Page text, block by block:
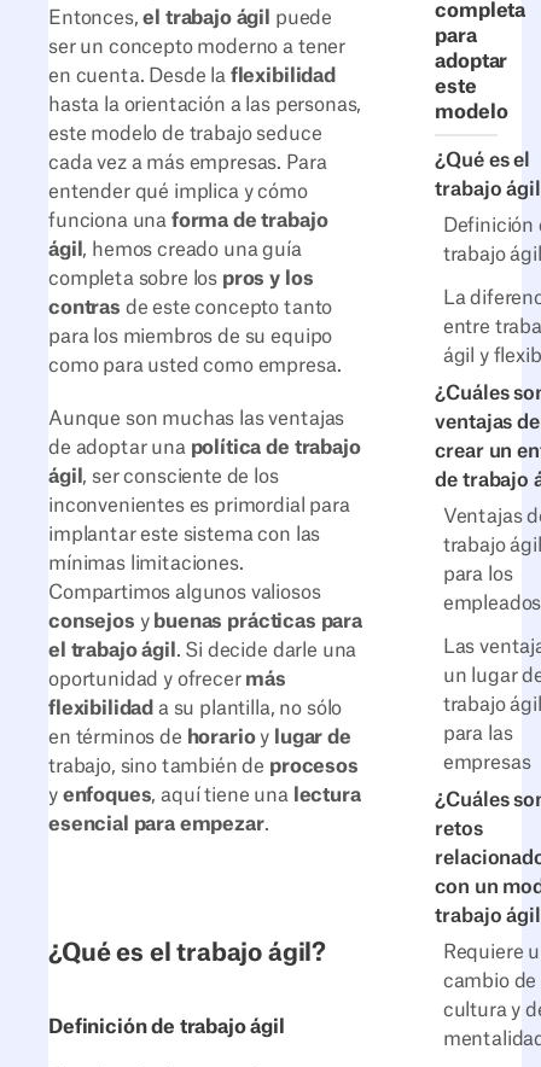
completa
para
adoptar
este
modelo
¿Qué es el
trabajo
Definición
trabajo ágil
La
entre
ágil y
¿Cuáles
ventajas de
crear un
de trabajo
Ventajas
trabajo ágil
para los
empleados
Las
un lugar
trabajo ágil
para las
empresas
¿Cuáles
retos
con un
trabajo
Requiere
cambio de
cultura y
Entonces,el trabajo ágil
puede
ser un concepto moderno a tener
en cuenta. Desde la flexibilidad
hasta la orientación a las personas,
este modelo de trabajo seduce
cada vez a más empresas. Para
entender qué implica y cómo
funciona una forma de trabajo
ágil , hemos creado una guía
completa sobre los pros y los
contras de este concepto tanto
para los miembros de su equipo
como para usted como empresa.
Aunque son muchas las ventajas
de adoptar una política de trabajo
ágil , ser consciente de los
inconvenientes es primordial para
implantar este sistema con las
mínimas limitaciones.
Compartimos algunos valiosos
consejos y buenas prácticas para
el trabajo ágil . Si decide darle una
oportunidad y ofrecer más
flexibilidad a su plantilla, no sólo
en términos de horarioy
lugar de
trabajo, sino también de procesos
y enfoques, aquí tiene una lectura
esencial para empezar.
¿Qué es el trabajo ágil?
Definición de trabajo ágil